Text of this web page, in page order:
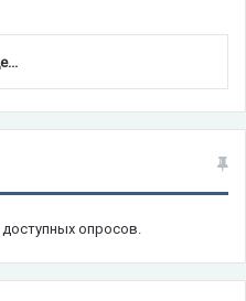
опросов.